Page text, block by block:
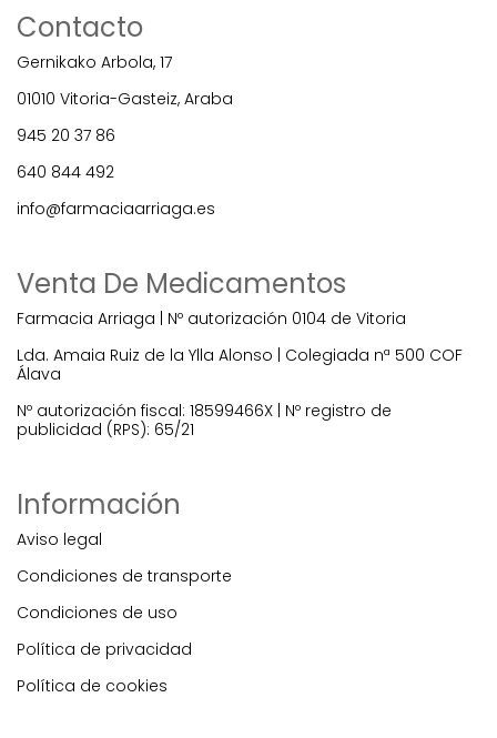
Contacto
Gernikako Arbola, 17
01010 Vitoria-Gasteiz, Araba
945 20 37 86
640 844 492
info@farmaciaarriaga.es
Venta De Medicamentos
Farmacia Arriaga | Nº autorización 0104 de Vitoria
Lda. Amaia Ruiz de la Ylla Alonso | Colegiada nª 500 COF
Álava
Nº autorización fiscal: 18599466X | Nº registro de
publicidad (RPS): 65/21
Información
Aviso legal
Condiciones de transporte
Condiciones de uso
Política de privacidad
Política de cookies